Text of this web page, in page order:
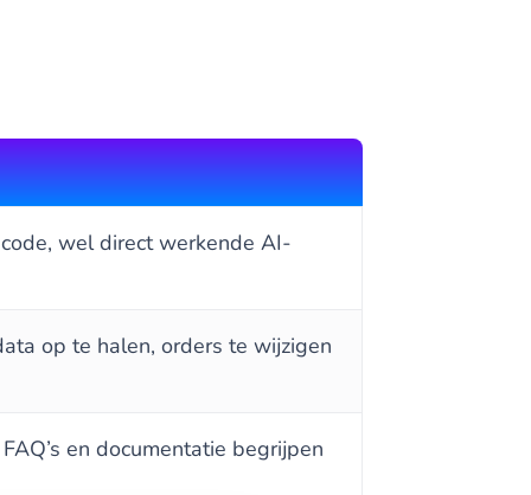
wel direct werkende AI-
op te halen, orders te wijzigen
en documentatie begrijpen